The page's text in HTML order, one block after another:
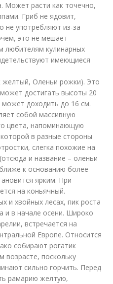
Может расти как точечно,
Гриб не ядовит,
не употребляют из-за
это не мешает
любителям кулинарных
имеющиеся
желтый, Оленьи рожки). Это
достигать высоты 20
доходить до 16 см.
собой массивную
цвета, напоминающую
в разные стороны
слегка похожие на
и название – оленьи
к основанию более
ярким. При
на коньячный.
и хвойных лесах, пик роста
и в начале осени. Широко
встречается на
Европе. Относится
собирают рогатик
поскольку
сильно горчить. Перед
рамарию желтую,